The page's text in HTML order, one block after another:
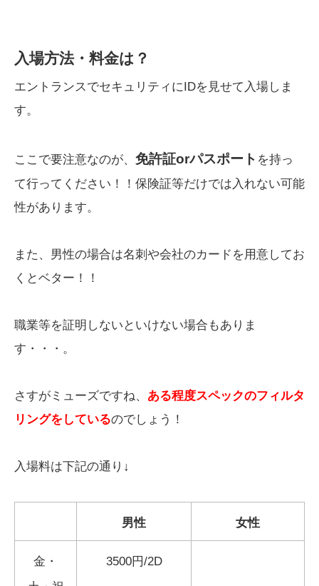
入場方法・料金は？
エントランスでセキュリティにIDを見せて入場しま
す。
ここで要注意なのが、 免許証orパスポート を持っ
て行ってください！！保険証等だけでは入れない可能
性があります。
また、男性の場合は名刺や会社のカードを用意してお
くとベター！！
職業等を証明しないといけない場合もありま
す・・・。
さすがミューズですね、 ある程度スペックのフィルタ
リングをしているのでしょう！
入場料は下記の通り↓
男性 女性
金・
3500円/2D